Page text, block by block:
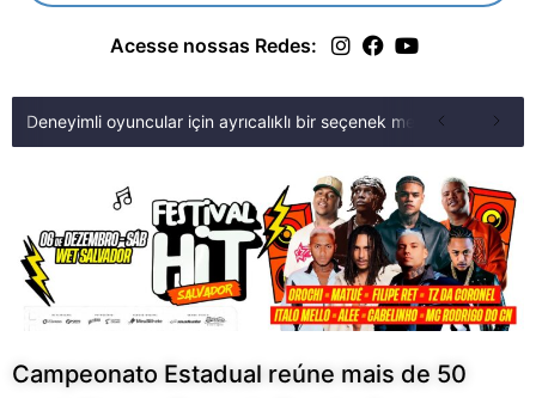
Acesse nossas Redes:
Deneyimli oyuncular için ayrıcalıklı bir seçenek merit king
Campeonato Estadual reúne mais de 50